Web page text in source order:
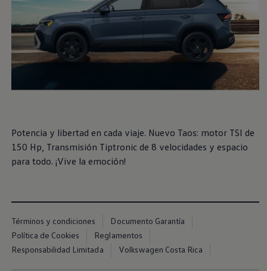
Potencia y libertad en cada viaje. Nuevo Taos: motor TSI de
150 Hp, Transmisión Tiptronic de 8 velocidades y espacio
para todo. ¡Vive la emoción!
Términos y condiciones
Documento Garantía
Política de Cookies
Reglamentos
Responsabilidad Limitada
Volkswagen Costa Rica